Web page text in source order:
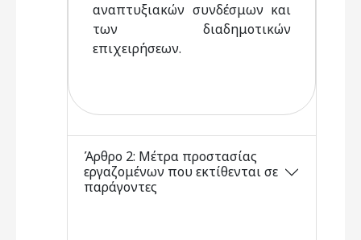
αναπτυξιακών συνδέσμων και
των διαδημοτικών
επιχειρήσεων.
Άρθρο 2: Μέτρα προστασίας
εργαζομένων που εκτίθενται σε
παράγοντες